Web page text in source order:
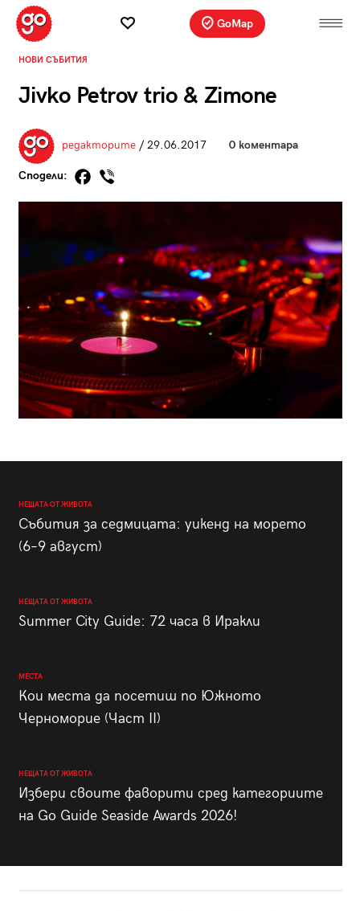
GoMap
НОВИ СЪБИТИЯ
Jivko Petrov trio & Zimone
редакторите/ 29.06.2017 0 коментара
Сподели:
НЕЩАТА ОТ ЖИВОТА
Събития за седмицата: уикенд на морето
(6–9 август)
НЕЩАТА ОТ ЖИВОТА
Summer City Guide: 72 часа в Иракли
МЕСТА
Кои места да посетиш по Южното
Черноморие (Част II)
НЕЩАТА ОТ ЖИВОТА
Избери своите фаворити сред категориите
на Go Guide Seaside Awards 2026!